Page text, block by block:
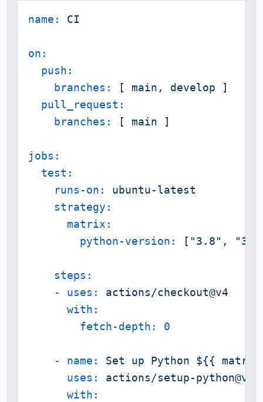
name: CI
on:
push:
branches:
[ main , develop ]
pull_request:
branches:
[ main ]
jobs:
test:
runs-on:
ubuntu-latest
strategy:
matrix:
python-version:
[ "3.8" ,
steps:
-
uses:
actions/checkout@v4
with:
fetch-depth:
0
- name: Set up Python ${{
uses:
actions/setup-python@v4
with: